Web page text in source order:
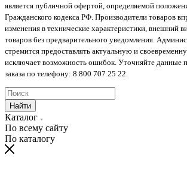
является публичной офертой, определяемой
Гражданского кодекса РФ. Производители товаров
изменения в технические характеристики, внешний
товаров без предварительного уведомления.
стремится предоставлять актуальную и
исключает возможность ошибок. Уточняйте данные
заказа по телефону: 8 800 707 25 22.
Найти
Каталог
По всему сайту
По каталогу